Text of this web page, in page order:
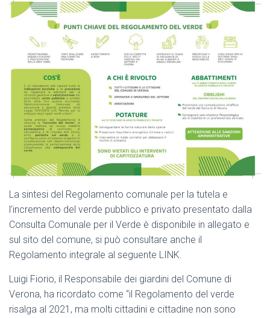
La sintesi del Regolamento comunale per la tutela e
l’incremento del verde pubblico e privato presentato dalla
Consulta Comunale per il Verde è disponibile in allegato e
sul sito del comune, si può consultare anche il
Regolamento integrale al seguente LINK.
Luigi Fiorio, il Responsabile dei giardini del Comune di
Verona, ha ricordato come “il Regolamento del verde
risalga al 2021, ma molti cittadini e cittadine non sono